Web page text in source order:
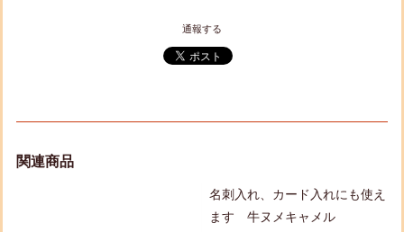
通報する
関連商品
名刺入れ、カード入れにも使え
ます 牛ヌメキャメル